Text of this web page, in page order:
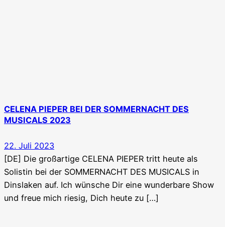
CELENA PIEPER BEI DER SOMMERNACHT DES
MUSICALS 2023
22. Juli 2023
[DE] Die großartige CELENA PIEPER tritt heute als
Solistin bei der SOMMERNACHT DES MUSICALS in
Dinslaken auf. Ich wünsche Dir eine wunderbare Show
und freue mich riesig, Dich heute zu […]